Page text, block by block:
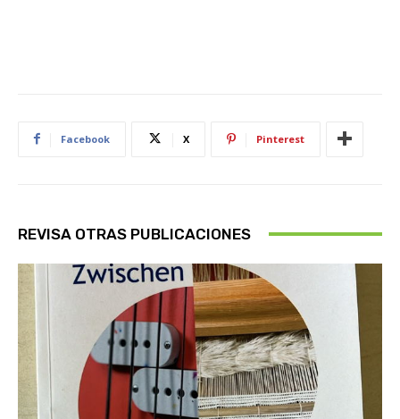
Facebook X Pinterest
REVISA OTRAS PUBLICACIONES